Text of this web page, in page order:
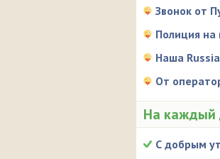
Звонок от
Полиция на
Наша Russia
От
На каждый
С добрым